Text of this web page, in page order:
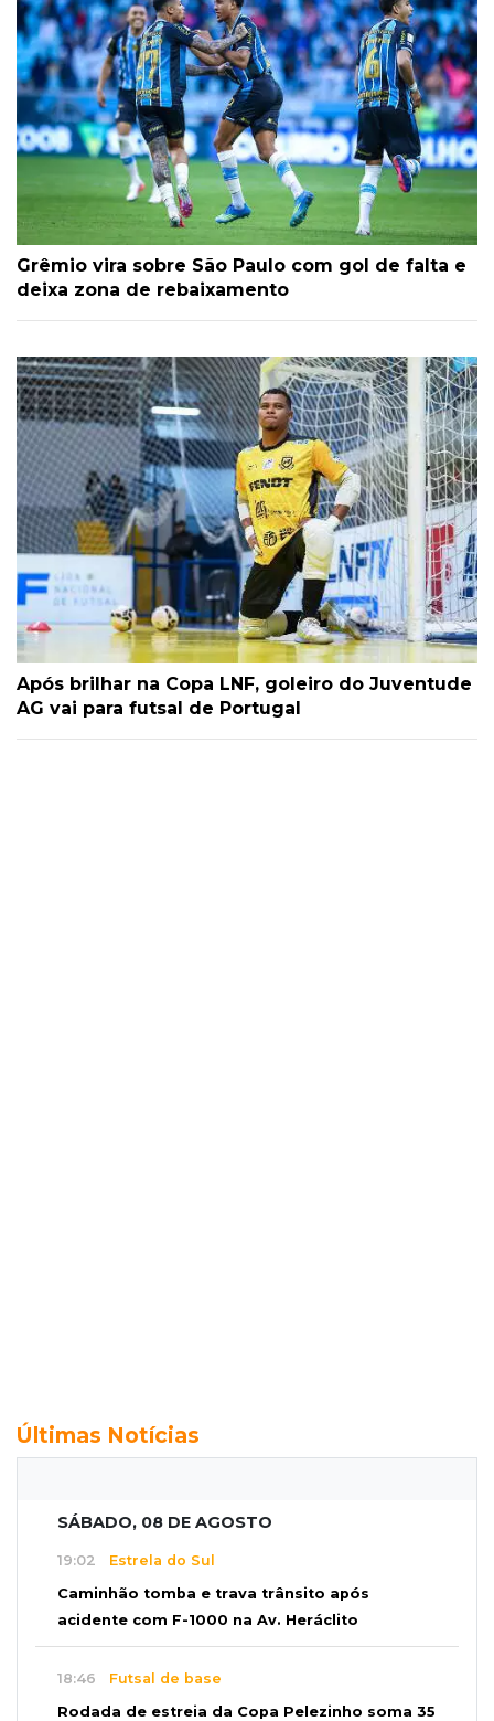
Grêmio vira sobre São Paulo com gol de falta e
deixa zona de rebaixamento
Após brilhar na Copa LNF, goleiro do Juventude
AG vai para futsal de Portugal
Últimas Notícias
SÁBADO, 08 DE AGOSTO
19:02 Estrela do Sul
Caminhão tomba e trava trânsito após
acidente com F-1000 na Av. Heráclito
18:46 Futsal de base
Rodada de estreia da Copa Pelezinho soma 35